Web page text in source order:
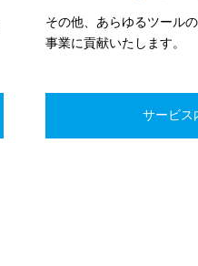
その他、あらゆるツール
事業に貢献いたします。